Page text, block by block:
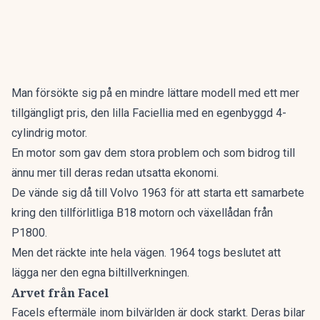
Man försökte sig på en mindre lättare modell med ett mer
tillgängligt pris, den lilla Faciellia med en egenbyggd 4-
cylindrig motor.
En motor som gav dem stora problem och som bidrog till
ännu mer till deras redan utsatta ekonomi.
De vände sig då till Volvo 1963 för att starta ett samarbete
kring den tillförlitliga B18 motorn och växellådan från
P1800.
Men det räckte inte hela vägen. 1964 togs beslutet att
lägga ner den egna biltillverkningen.
Arvet från Facel
Facels eftermäle inom bilvärlden är dock starkt. Deras bilar